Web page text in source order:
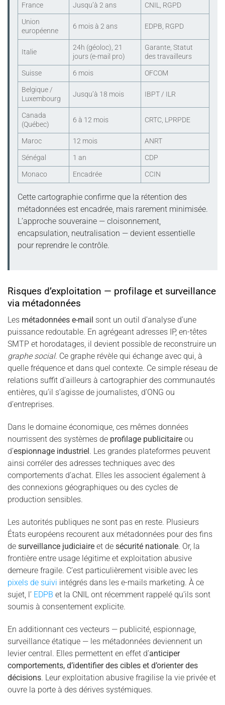
France Jusqu’à 2 ans
CNIL, RGPD
Union
européenne
6 mois à 2 ans EDPB, RGPD
Italie
24h (géoloc), 21
jours (e-mail pro)
Garante, Statut
des travailleurs
Suisse
6 mois
OFCOM
Belgique /
Luxembourg
Jusqu’à 18 mois IBPT / ILR
Canada
(Québec)
6 à 12 mois CRTC, LPRPDE
Maroc 12 mois
ANRT
Sénégal
1 an
CDP
Monaco
Encadrée CCIN
Cette cartographie confirme que la rétention des
métadonnées est encadrée, mais rarement minimisée.
L’approche souveraine — cloisonnement,
encapsulation, neutralisation — devient essentielle
pour reprendre le contrôle.
Risques d’exploitation — profilage et surveillance
via métadonnées
Les métadonnées e-mail sont un outil d’analyse d’une
puissance redoutable. En agrégeant adresses IP, en-têtes
SMTP et horodatages, il devient possible de reconstruire un
graphe social. Ce graphe révèle qui échange avec qui, à
quelle fréquence et dans quel contexte. Ce simple réseau de
relations suffit d’ailleurs à cartographier des communautés
entières, qu’il s’agisse de journalistes, d’ONG ou
d’entreprises.
Dans le domaine économique, ces mêmes données
nourrissent des systèmes de profilage publicitaire ou
d’espionnage industriel. Les grandes plateformes peuvent
ainsi corréler des adresses techniques avec des
comportements d’achat. Elles les associent également à
des connexions géographiques ou des cycles de
production sensibles.
Les autorités publiques ne sont pas en reste. Plusieurs
États européens recourent aux métadonnées pour des fins
de surveillance judiciaire et de sécurité nationale. Or, la
frontière entre usage légitime et exploitation abusive
demeure fragile. C’est particulièrement visible avec les
pixels de suivi intégrés dans les e-mails marketing. À ce
sujet, l’ EDPB et la CNIL ont récemment rappelé qu’ils sont
soumis à consentement explicite.
En additionnant ces vecteurs — publicité, espionnage,
surveillance étatique — les métadonnées deviennent un
levier central. Elles permettent en effet d’anticiper
comportements, d’identifier des cibles et d’orienter des
décisions. Leur exploitation abusive fragilise la vie privée et
ouvre la porte à des dérives systémiques.